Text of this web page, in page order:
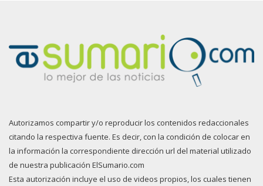
Autorizamos compartir y/o reproducir los contenidos redaccionales
citando la respectiva fuente. Es decir, con la condición de colocar en
la información la correspondiente dirección url del material utilizado
de nuestra publicación ElSumario.com
Esta autorización incluye el uso de videos propios, los cuales tienen